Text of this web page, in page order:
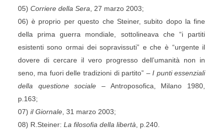
05) Corriere della Sera , 27 marzo 2003;
06) è proprio per questo che Steiner, subito dopo la fine
della prima guerra mondiale, sottolineava che “i partiti
esistenti sono ormai dei sopravissuti” e che è “urgente il
dovere di cercare il vero progresso dell’umanità non in
seno, ma fuori delle tradizioni di partito” –I punti essenziali
della questione sociale – Antroposofica, Milano 1980,
p.163;
07) il Giornale, 31 marzo 2003;
08) R.Steiner: La filosofia della libertà , p.240.